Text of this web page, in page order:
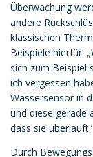
Überwachung
andere
klassischen
Beispiele hierfür:
sich zum Beispiel
ich vergessen
Wassersensor in
und diese gerade
dass sie
Durch